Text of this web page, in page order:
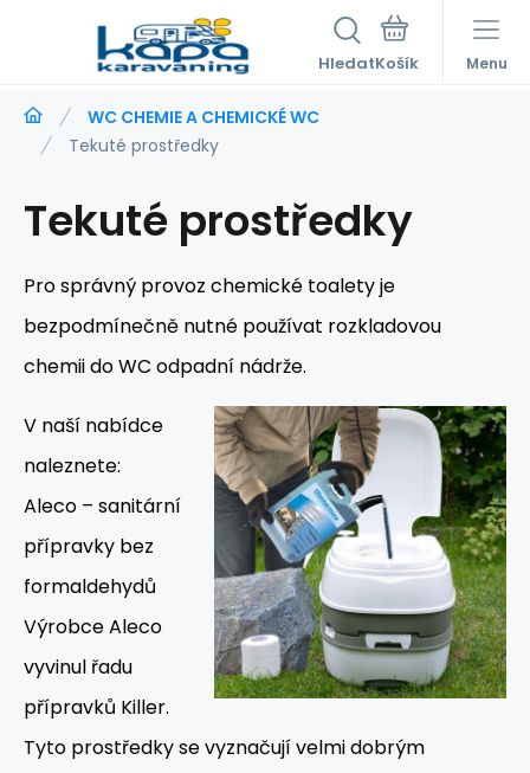
Hledat Menu
WC CHEMIE A CHEMICKÉ WC
Tekuté prostředky
Tekuté prostředky
Pro správný provoz chemické toalety je
bezpodmínečně nutné používat rozkladovou
chemii do WC odpadní nádrže.
V naší nabídce
naleznete:
Aleco – sanitární
přípravky bez
formaldehydů
Výrobce Aleco
vyvinul řadu
přípravků Killer.
Tyto prostředky se vyznačují velmi dobrým